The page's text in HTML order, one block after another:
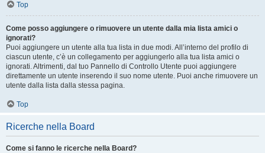
Top
Come posso aggiungere o rimuovere un utente dalla mia lista amici o
ignorati?
Puoi aggiungere un utente alla tua lista in due modi. All’interno del profilo di
ciascun utente, c’è un collegamento per aggiungerlo alla tua lista amici o
ignorati. Altrimenti, dal tuo Pannello di Controllo Utente puoi aggiungere
direttamente un utente inserendo il suo nome utente. Puoi anche rimuovere un
utente dalla lista dalla stessa pagina.
Top
Ricerche nella Board
Come si fanno le ricerche nella Board?